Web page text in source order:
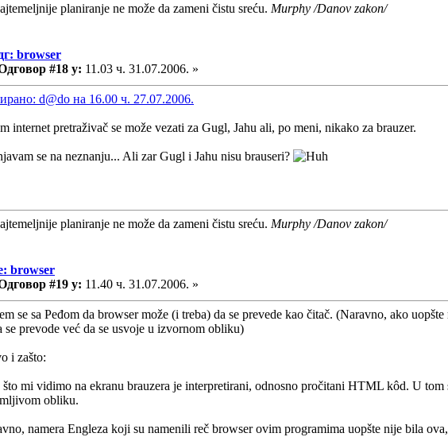
planiranje ne može da zameni čistu sreću. Murphy /Danov zakon/
browser
#18 у: 11.03 ч. 31.07.2006. »
d@do на 16.00 ч. 27.07.2006.
internet pretraživač se može vezati za Gugl, Jahu ali, po meni, nikako za brauzer.
se na neznanju... Ali zar Gugl i Jahu nisu brauseri?
planiranje ne može da zameni čistu sreću. Murphy /Danov zakon/
browser
#19 у: 11.40 ч. 31.07.2006. »
se sa Peđom da browser može (i treba) da se prevede kao čitač. (Naravno, ako
se prevode već da se usvoje u izvornom obliku)
i zašto:
što mi vidimo na ekranu brauzera je interpretirani, odnosno pročitani HTML kôd. U
obliku.
namera Engleza koji su namenili reč browser ovim programima uopšte nije bila